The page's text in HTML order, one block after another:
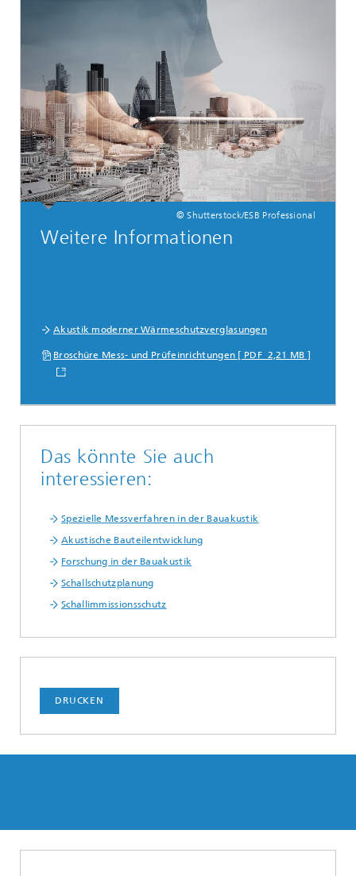
© Shutterstock/ESB Professional
Weitere Informationen
Akustik moderner Wärmeschutzverglasungen
Broschüre Mess- und Prüfeinrichtungen [ PDF 2,21 MB ]
Das könnte Sie auch
interessieren:
Spezielle Messverfahren in der Bauakustik
Akustische Bauteilentwicklung
Forschung in der Bauakustik
Schallschutzplanung
Schallimmissionsschutz
DRUCKEN